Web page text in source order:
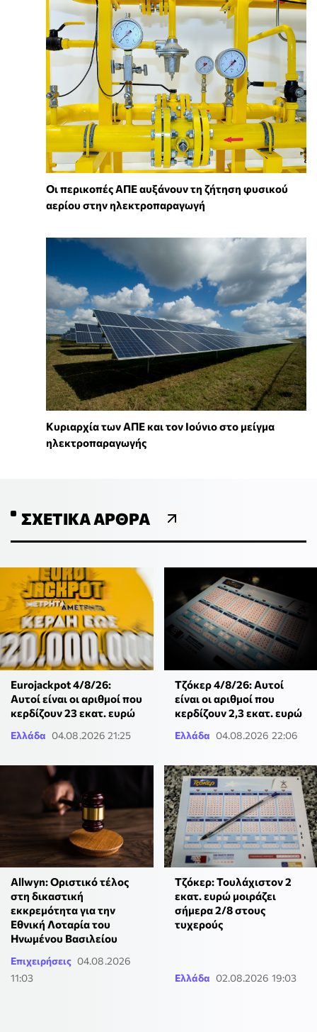
Οι περικοπές ΑΠΕ αυξάνουν τη ζήτηση φυσικού
αερίου στην ηλεκτροπαραγωγή
Κυριαρχία των ΑΠΕ και τον Ιούνιο στο μείγμα
ηλεκτροπαραγωγής
ΣΧΕΤΙΚΆ ΆΡΘΡΑ
Eurojackpot 4/8/26:
Αυτοί είναι οι αριθμοί που
κερδίζουν 23 εκατ. ευρώ
Ελλάδα 04.08.2026 21:25
Τζόκερ 4/8/26: Αυτοί
είναι οι αριθμοί που
κερδίζουν 2,3 εκατ. ευρώ
Ελλάδα 04.08.2026 22:06
Allwyn: Οριστικό τέλος
στη δικαστική
εκκρεμότητα για την
Εθνική Λοταρία του
Ηνωμένου Βασιλείου
Επιχειρήσεις 04.08.2026
11:03
Τζόκερ: Τουλάχιστον 2
εκατ. ευρώ μοιράζει
σήμερα 2/8 στους
τυχερούς
Ελλάδα 02.08.2026 19:03